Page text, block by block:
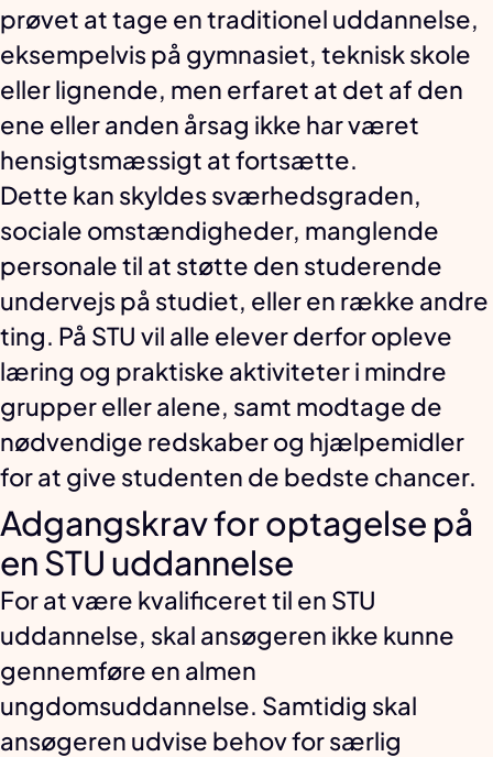
prøvet at tage en traditionel uddannelse,
eksempelvis på gymnasiet, teknisk skole
eller lignende, men erfaret at det af den
ene eller anden årsag ikke har været
hensigtsmæssigt at fortsætte.
Dette kan skyldes sværhedsgraden,
sociale omstændigheder, manglende
personale til at støtte den studerende
undervejs på studiet, eller en række andre
ting. På STU vil alle elever derfor opleve
læring og praktiske aktiviteter i mindre
grupper eller alene, samt modtage de
nødvendige redskaber og hjælpemidler
for at give studenten de bedste chancer.
Adgangskrav for optagelse på
en STU uddannelse
For at være kvalificeret til en STU
uddannelse, skal ansøgeren ikke kunne
gennemføre en almen
ungdomsuddannelse. Samtidig skal
ansøgeren udvise behov for særlig